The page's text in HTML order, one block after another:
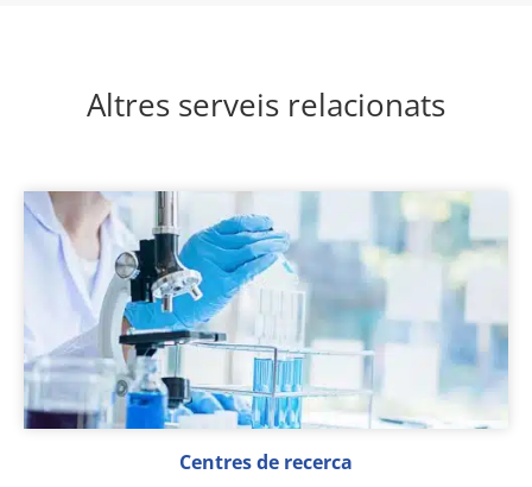
Altres serveis relacionats
Centres de recerca